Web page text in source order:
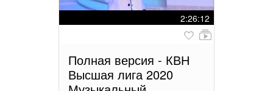
2:26:12
Полная версия - КВН
Высшая лига 2020